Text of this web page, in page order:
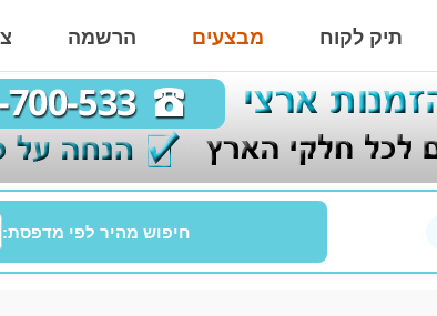
תיק לקוח מבצעים הרשמה
חיפוש מהיר לפי מדפסת: